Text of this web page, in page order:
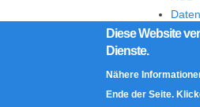
Diese Website
Dienste.
Nähere
Ende der Seite.